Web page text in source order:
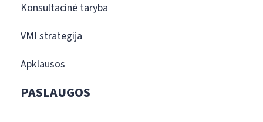
Konsultacinė taryba
VMI strategija
Apklausos
PASLAUGOS